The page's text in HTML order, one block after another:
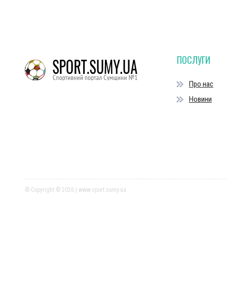
ПОСЛУГИ
Про нас
Новини
© Copyright © 2026 | www.sport.sumy.ua